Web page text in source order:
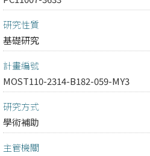
研究性質
基礎研究
計畫編號
MOST110-2314-B182-059-MY3
研究方式
學術補助
主管機關